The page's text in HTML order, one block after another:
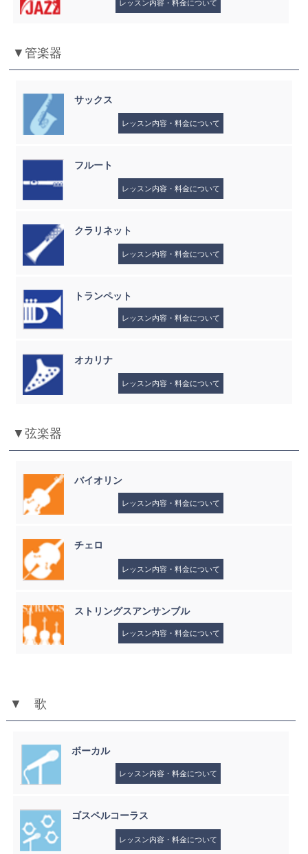
レッスン内容・料金について
▼管楽器
サックス
レッスン内容・料金について
フルート
レッスン内容・料金について
クラリネット
レッスン内容・料金について
トランペット
レッスン内容・料金について
オカリナ
レッスン内容・料金について
▼弦楽器
バイオリン
レッスン内容・料金について
チェロ
レッスン内容・料金について
ストリングスアンサンブル
レッスン内容・料金について
▼ 歌
ボーカル
レッスン内容・料金について
ゴスペルコーラス
レッスン内容・料金について